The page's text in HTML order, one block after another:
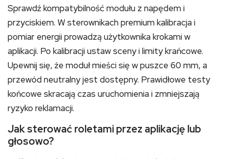
Sprawdź kompatybilność modułu z napędem i
przyciskiem. W sterownikach premium kalibracja i
pomiar energii prowadzą użytkownika krokami w
aplikacji. Po kalibracji ustaw sceny i limity krańcowe.
Upewnij się, że moduł mieści się w puszce 60 mm, a
przewód neutralny jest dostępny. Prawidłowe testy
końcowe skracają czas uruchomienia i zmniejszają
ryzyko reklamacji.
Jak sterować roletami przez aplikację lub
głosowo?